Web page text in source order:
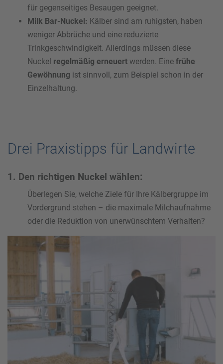
für gegenseitiges Besaugen geeignet.
Milk Bar-Nuckel: Kälber sind am ruhigsten, haben
weniger Abbrüche und eine reduzierte
Trinkgeschwindigkeit. Allerdings müssen diese
Nuckel regelmäßig erneuert werden. Eine frühe
Gewöhnung ist sinnvoll, zum Beispiel schon in der
Einzelhaltung.
Drei Praxistipps für Landwirte
1. Den richtigen Nuckel wählen:
Überlegen Sie, welche Ziele für Ihre Kälbergruppe im
Vordergrund stehen – die maximale Milchaufnahme
oder die Reduktion von unerwünschtem Verhalten?